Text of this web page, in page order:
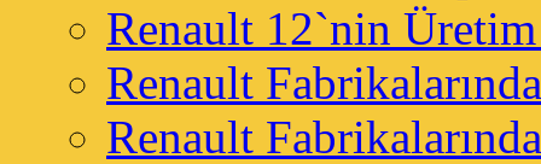
Renault 12`nin Üretim
Renault
Renault